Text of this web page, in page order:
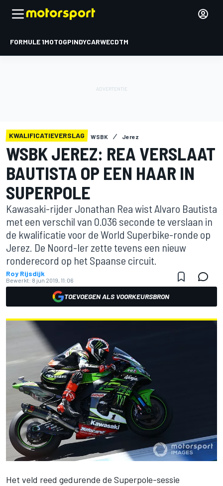
FORMULE 1MOTOGPINDYCARWECDTM
KWALIFICATIEVERSLAG WSBK Jerez
WSBK JEREZ: REA VERSLAAT
BAUTISTA OP EEN HAAR IN
SUPERPOLE
Kawasaki-rijder Jonathan Rea wist Alvaro Bautista
met een verschil van 0.036 seconde te verslaan in
de kwalificatie voor de World Superbike-ronde op
Jerez. De Noord-Ier zette tevens een nieuw
ronderecord op het Spaanse circuit.
Roy Rijsdijk
Bewerkt: 8 jun 2019, 11:06
TOEVOEGEN ALS VOORKEURSBRON
Het veld reed gedurende de Superpole-sessie